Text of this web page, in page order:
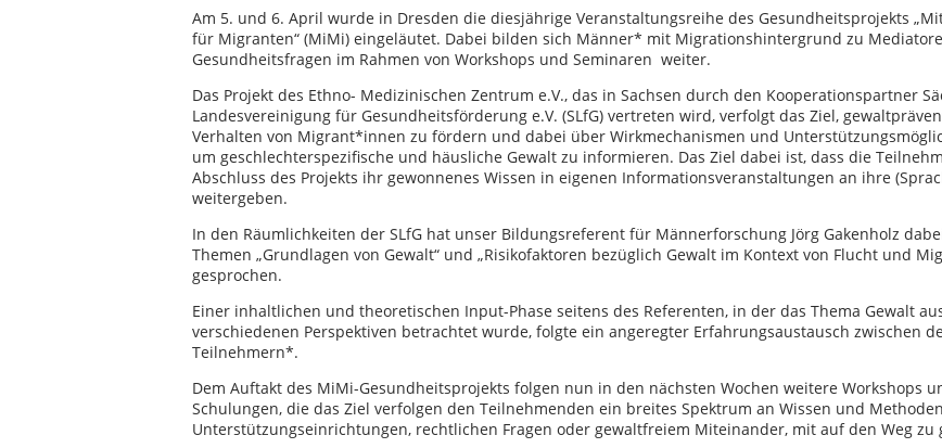
Am 5. und 6. April wurde in Dresden die diesjährige Veranstaltungsreihe des Gesundheitsprojekts
für Migranten“ (MiMi) eingeläutet. Dabei bilden sich Männer* mit Migrationshintergrund zu
Gesundheitsfragen im Rahmen von Workshops und Seminaren weiter.
Das Projekt des Ethno- Medizinischen Zentrum e.V., das in Sachsen durch den Kooperationspartner
Landesvereinigung für Gesundheitsförderung e.V. (SLfG) vertreten wird, verfolgt das Ziel,
Verhalten von Migrant*innen zu fördern und dabei über Wirkmechanismen und
um geschlechterspezifische und häusliche Gewalt zu informieren. Das Ziel dabei ist, dass die
Abschluss des Projekts ihr gewonnenes Wissen in eigenen Informationsveranstaltungen an ihre
weitergeben.
In den Räumlichkeiten der SLfG hat unser Bildungsreferent für Männerforschung Jörg Gakenholz
Themen „Grundlagen von Gewalt“ und „Risikofaktoren bezüglich Gewalt im Kontext von Flucht und
gesprochen.
Einer inhaltlichen und theoretischen Input-Phase seitens des Referenten, in der das Thema Gewalt
verschiedenen Perspektiven betrachtet wurde, folgte ein angeregter Erfahrungsaustausch zwischen
Teilnehmern*.
Dem Auftakt des MiMi-Gesundheitsprojekts folgen nun in den nächsten Wochen weitere Workshops
Schulungen, die das Ziel verfolgen den Teilnehmenden ein breites Spektrum an Wissen und
Unterstützungseinrichtungen, rechtlichen Fragen oder gewaltfreiem Miteinander, mit auf den Weg zu